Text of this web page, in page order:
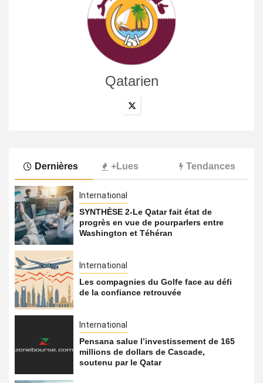
Qatarien
Dernières +Lues Tendances
International
SYNTHÈSE 2-Le Qatar fait état de
progrès en vue de pourparlers entre
Washington et Téhéran
International
Les compagnies du Golfe face au défi
de la confiance retrouvée
International
Pensana salue l’investissement de 165
millions de dollars de Cascade,
soutenu par le Qatar